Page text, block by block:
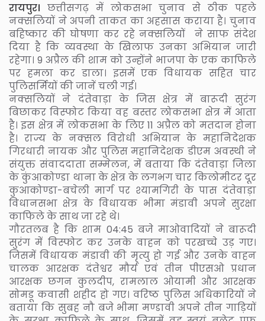
रायपुर। छत्तीसगढ़ में लोकसभा चुनाव से ठीक पहले
नक्सलियों ने अपनी ताकत का अहसास कराया है। चुनाव
बहिष्कार की घोषणा कर रहे नक्सलियों ने साफ संदेश
दिया है कि व्यवस्था के खिलाफ उनका अभियान जारी
रहेगा। 9 अप्रैल की शाम को उन्होंने भाजपा के एक काफिले
पर हमला कर डाला। इसमें एक विधायक सहित चार
पुलिसर्मियों की जानें चली गई।
नक्सलियों ने दंतेवाड़ा के जिस क्षेत्र में बारूदी सुरंग
बिछाकर विस्फोट किया वह बस्तर लोकसभा क्षेत्र में आता
है। इस क्षेत्र में लोकसभा के लिए 11 अप्रैल को मतदान होना
है। राज्य के नक्सल विरोधी अभियान के महानिदेशक
गिरधारी नायक और पुलिस महानिदेशक डीएम अवस्थी ने
संयुक्त संवाददाता सम्मेलन, में बताया कि दंतेवाड़ा जिला
के कुंआकोण्डा थाना के क्षेत्र के लगभग चार किलोमीटर दूर
कुआकोण्डा-बचेली मार्ग पर श्यामगिरी के पास दंतेवाड़ा
विधानसभा क्षेत्र के विधायक भीमा मंडावी अपने सुरक्षा
काफिले के साथ जा रहे थे।
गौरतलब है कि शाम 04:45 बजे माओवादियों ने बारूदी
सुरंग में विस्फोट कर उनके वाहन को परखच्चे उड़ गए।
जिसमें विधायक मंडावी की मृत्यु हो गई और उनके वाहन
चालक आरक्षक दंतेश्वर मौर्य एवं तीन पीएसओ प्रधान
आरक्षक छगन कुलदीप, रामलाल ओयामी और आरक्षक
सोमडू कवासी शहीद हो गए। वरिष्ठ पुलिस अधिकारियों ने
बताया कि सुबह नौ बजे भीमा मण्डावी अपने तीन गाड़ियों